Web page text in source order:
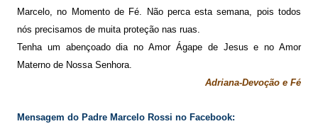
Marcelo, no Momento de Fé. Não perca esta semana, pois todos
nós precisamos de muita proteção nas ruas.
Tenha um abençoado dia no Amor Ágape de Jesus e no Amor
Materno de Nossa Senhora.
Adriana-Devoção e Fé
Mensagem do Padre Marcelo Rossi no Facebook: